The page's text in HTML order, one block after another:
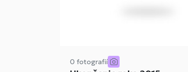
0 fotografií